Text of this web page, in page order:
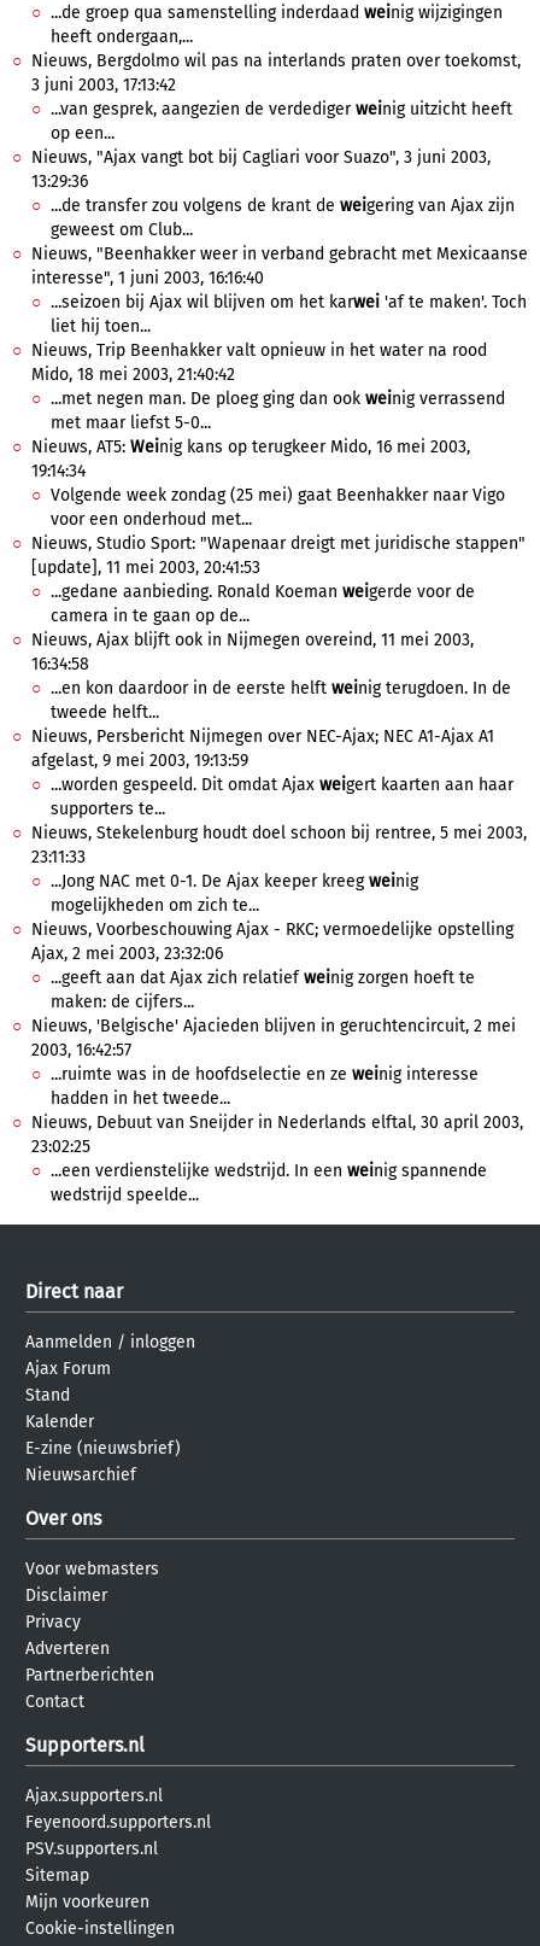
...de groep qua samenstelling inderdaad weinig wijzigingen
heeft ondergaan,...
Nieuws, Bergdolmo wil pas na interlands praten over toekomst,
3 juni 2003, 17:13:42
...van gesprek, aangezien de verdedigerweinig uitzicht heeft
op een...
Nieuws, "Ajax vangt bot bij Cagliari voor Suazo", 3 juni 2003,
13:29:36
...de transfer zou volgens de krant de weigering van Ajax zijn
geweest om Club...
Nieuws, "Beenhakker weer in verband gebracht met Mexicaanse
interesse", 1 juni 2003, 16:16:40
...seizoen bij Ajax wil blijven om het karwei 'af te maken'. Toch
liet hij toen...
Nieuws, Trip Beenhakker valt opnieuw in het water na rood
Mido, 18 mei 2003, 21:40:42
...met negen man. De ploeg ging dan ook weinig verrassend
met maar liefst 5-0...
Nieuws, AT5: Weinig kans op terugkeer Mido, 16 mei 2003,
19:14:34
Volgende week zondag (25 mei) gaat Beenhakker naar Vigo
voor een onderhoud met...
Nieuws, Studio Sport: "Wapenaar dreigt met juridische stappen"
[update], 11 mei 2003, 20:41:53
...gedane aanbieding. Ronald Koeman weigerde voor de
camera in te gaan op de...
Nieuws, Ajax blijft ook in Nijmegen overeind, 11 mei 2003,
16:34:58
...en kon daardoor in de eerste helft weinig terugdoen. In de
tweede helft...
Nieuws, Persbericht Nijmegen over NEC-Ajax; NEC A1-Ajax A1
afgelast, 9 mei 2003, 19:13:59
...worden gespeeld. Dit omdat Ajax weigert kaarten aan haar
supporters te...
Nieuws, Stekelenburg houdt doel schoon bij rentree, 5 mei 2003,
23:11:33
...Jong NAC met 0-1. De Ajax keeper kreegweinig
mogelijkheden om zich te...
Nieuws, Voorbeschouwing Ajax - RKC; vermoedelijke opstelling
Ajax, 2 mei 2003, 23:32:06
...geeft aan dat Ajax zich relatiefweinig zorgen hoeft te
maken: de cijfers...
Nieuws, 'Belgische' Ajacieden blijven in geruchtencircuit, 2 mei
2003, 16:42:57
...ruimte was in de hoofdselectie en ze weinig interesse
hadden in het tweede...
Nieuws, Debuut van Sneijder in Nederlands elftal, 30 april 2003,
23:02:25
...een verdienstelijke wedstrijd. In een weinig spannende
wedstrijd speelde...
Direct naar
Aanmelden / inloggen
Ajax Forum
Stand
Kalender
E-zine (nieuwsbrief)
Nieuwsarchief
Over ons
Voor webmasters
Disclaimer
Privacy
Adverteren
Partnerberichten
Contact
Supporters.nl
Ajax.supporters.nl
Feyenoord.supporters.nl
PSV.supporters.nl
Sitemap
Mijn voorkeuren
Cookie-instellingen